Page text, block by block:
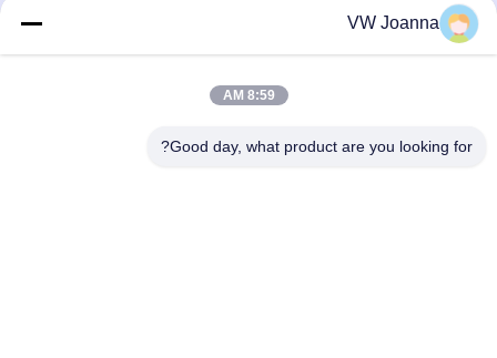
VW Joanna
8:59 AM
Good day, what product are you looking for?